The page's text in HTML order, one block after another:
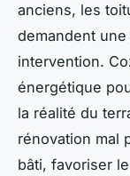
anciens, les
demandent
intervention.
énergétique
la réalité du
rénovation mal
bâti, favoriser